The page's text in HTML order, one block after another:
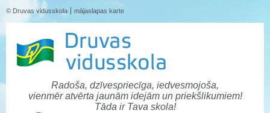
© Druvas vidusskola mājaslapas karte
Radoša, dzīvespriecīga, iedvesmojoša,
vienmēr atvērta jaunām idejām un priekšlikumiem!
Tāda ir Tava skola!